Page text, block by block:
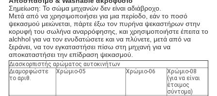
Σημείωση: Το σώμα μηχανών δεν είναι αδιάβροχο.
Μετά από να χρησιμοποιήσει για μια περίοδο, εάν το ποσό
ψεκασμού μειώνεται, πάρτε έξω τον πυρήνα ψεκαστήρων στην
κορυφή του σωλήνα αναρρόφησης, και χρησιμοποιήστε έπειτα το
alchhol για να τον ενυδατώσετε και να πλύνετε, μετά από να
ξεράνει, να τον εγκαταστήσει πίσω στη μηχανή για να
αποκαταστήσει την επίδραση ψεκασμού.
Διασκορπιστής αρώματος αυτοκινήτων
Διαμορφώστε
το αριθ.
Χρώμιο-05 Χρώμιο-06
Χρώμιο-08
(για να είναι
έτοιμος
σύντομα)